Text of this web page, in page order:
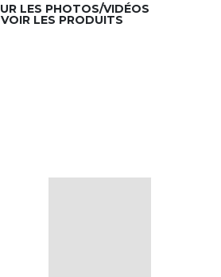
LES PHOTOS/VIDÉOS
LES PRODUITS